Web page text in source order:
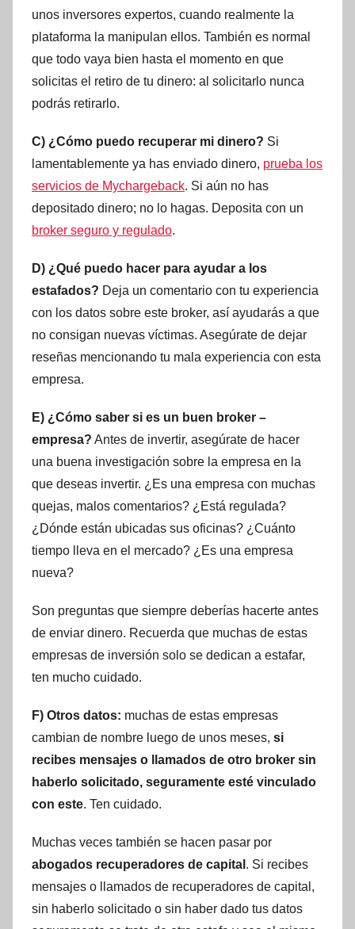
unos inversores expertos, cuando realmente la
plataforma la manipulan ellos. También es normal
que todo vaya bien hasta el momento en que
solicitas el retiro de tu dinero: al solicitarlo nunca
podrás retirarlo.
C) ¿Cómo puedo recuperar mi dinero? Si
lamentablemente ya has enviado dinero, prueba los
servicios de Mychargeback. Si aún no has
depositado dinero; no lo hagas. Deposita con un
broker seguro y regulado.
D) ¿Qué puedo hacer para ayudar a los
estafados? Deja un comentario con tu experiencia
con los datos sobre este broker, así ayudarás a que
no consigan nuevas víctimas. Asegúrate de dejar
reseñas mencionando tu mala experiencia con esta
empresa.
E) ¿Cómo saber si es un buen broker –
empresa? Antes de invertir, asegúrate de hacer
una buena investigación sobre la empresa en la
que deseas invertir. ¿Es una empresa con muchas
quejas, malos comentarios? ¿Está regulada?
¿Dónde están ubicadas sus oficinas? ¿Cuánto
tiempo lleva en el mercado? ¿Es una empresa
nueva?
Son preguntas que siempre deberías hacerte antes
de enviar dinero. Recuerda que muchas de estas
empresas de inversión solo se dedican a estafar,
ten mucho cuidado.
F) Otros datos: muchas de estas empresas
cambian de nombre luego de unos meses, si
recibes mensajes o llamados de otro broker sin
haberlo solicitado, seguramente esté vinculado
con este. Ten cuidado.
Muchas veces también se hacen pasar por
abogados recuperadores de capital . Si recibes
mensajes o llamados de recuperadores de capital,
sin haberlo solicitado o sin haber dado tus datos